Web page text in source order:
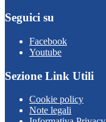
Seguici su
Facebook
Youtube
Sezione Link Utili
Cookie policy
Note legali